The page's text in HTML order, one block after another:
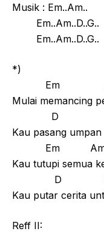
Musik : Em..Am..
Em..Am..D..G..
Em..Am..D..G..
*)
Em
Mulai memancing
D
Kau pasang
Em
Kau tutupi semua
D
Kau putar cerita
Reff II: